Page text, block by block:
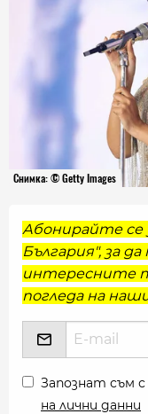
Снимка: © Getty Images
Абонирайте се
България", за
интересните
погледа на
Запознат съм с
на лични данни